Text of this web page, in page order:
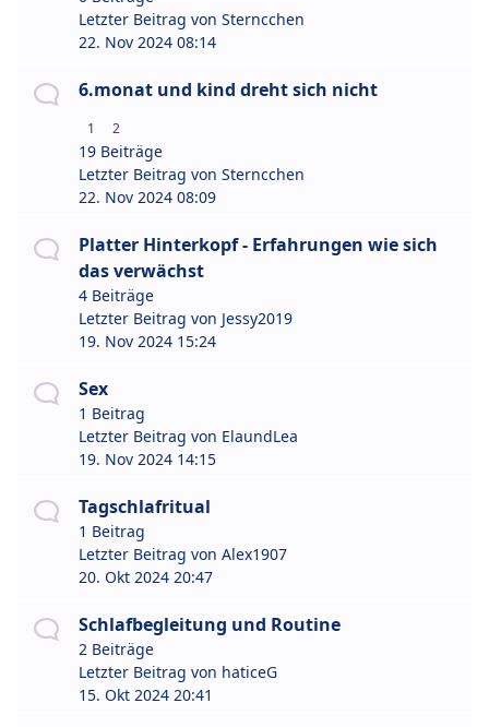
Letzter Beitrag von Sterncchen
22. Nov 2024 08:14
6.monat und kind dreht sich nicht
1 2
19 Beiträge
Letzter Beitrag von Sterncchen
22. Nov 2024 08:09
Platter Hinterkopf - Erfahrungen wie sich
das verwächst
4 Beiträge
Letzter Beitrag von Jessy2019
19. Nov 2024 15:24
Sex
1 Beitrag
Letzter Beitrag von ElaundLea
19. Nov 2024 14:15
Tagschlafritual
1 Beitrag
Letzter Beitrag von Alex1907
20. Okt 2024 20:47
Schlafbegleitung und Routine
2 Beiträge
Letzter Beitrag von haticeG
15. Okt 2024 20:41